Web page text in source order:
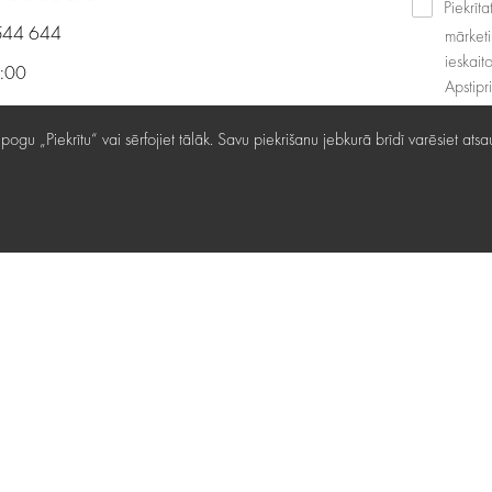
644
„Piekrītu“ vai sērfojiet tālāk. Savu piekrišanu jebkurā brīdī varēsiet